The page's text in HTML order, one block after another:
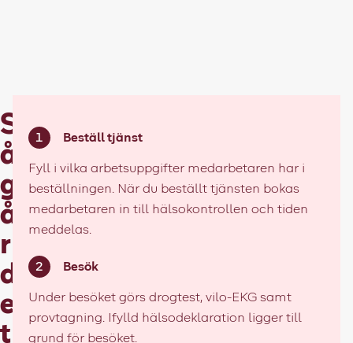
S
å
g
å
r
d
e
t
Beställ tjänst
Fyll i vilka arbetsuppgifter medarbetaren har i
beställningen. När du beställt tjänsten bokas
medarbetaren in till hälsokontrollen och tiden
meddelas.
Besök
Under besöket görs drogtest, vilo-EKG samt
provtagning. Ifylld hälsodeklaration ligger till
grund för besöket.